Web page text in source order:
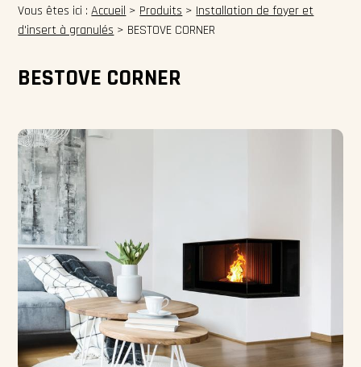
Vous êtes ici :Accueil > Produits > Installation de foyer et
d'insert à granulés > BESTOVE CORNER
BESTOVE CORNER